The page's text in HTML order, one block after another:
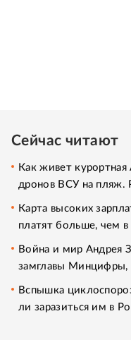
Сейчас читают
Как живет
дронов ВСУ на пляж.
Карта высоких
платят больше, чем
Война и мир Андрея
замглавы Минцифры,
Вспышка
ли заразиться им в